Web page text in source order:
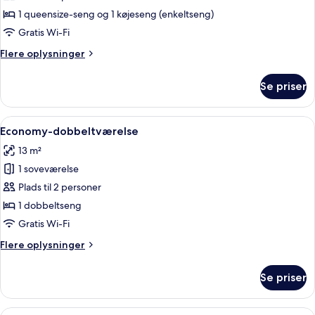
1 queensize-seng og 1 køjeseng (enkeltseng)
Gratis Wi-Fi
Flere oplysninger
Flere
Se priser
Indlæs
alle
billeder
af
Economy-
dobbeltværelse
Economy-dobbeltværelse |
5
Economy-dobbeltværelse
13 m²
1 soveværelse
Plads til 2 personer
1 dobbeltseng
Gratis Wi-Fi
Flere oplysninger
Flere
dobbeltværelse
Se priser
Et moderne hotelværelse med